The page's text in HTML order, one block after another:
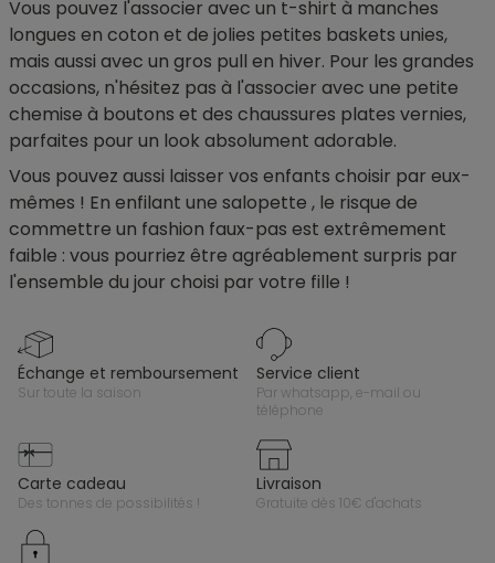
Vous pouvez l'associer avec un t-shirt à manches
longues en coton et de jolies petites baskets unies,
mais aussi avec un gros pull en hiver. Pour les grandes
occasions, n'hésitez pas à l'associer avec une petite
chemise à boutons et des chaussures plates vernies,
parfaites pour un look absolument adorable.
Vous pouvez aussi laisser vos enfants choisir par eux-
mêmes ! En enfilant une salopette , le risque de
commettre un fashion faux-pas est extrêmement
faible : vous pourriez être agréablement surpris par
l'ensemble du jour choisi par votre fille !
échange et remboursement
sur toute la saison
service client
par whatsapp, e-mail ou
téléphone
carte cadeau
des tonnes de possibilités !
livraison
gratuite dès 10€ d'achats